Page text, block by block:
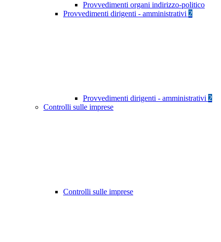
Provvedimenti organi indirizzo-politico
Provvedimenti dirigenti - amministrativi 2
Provvedimenti dirigenti - amministrativi 2
Controlli sulle imprese
Controlli sulle imprese